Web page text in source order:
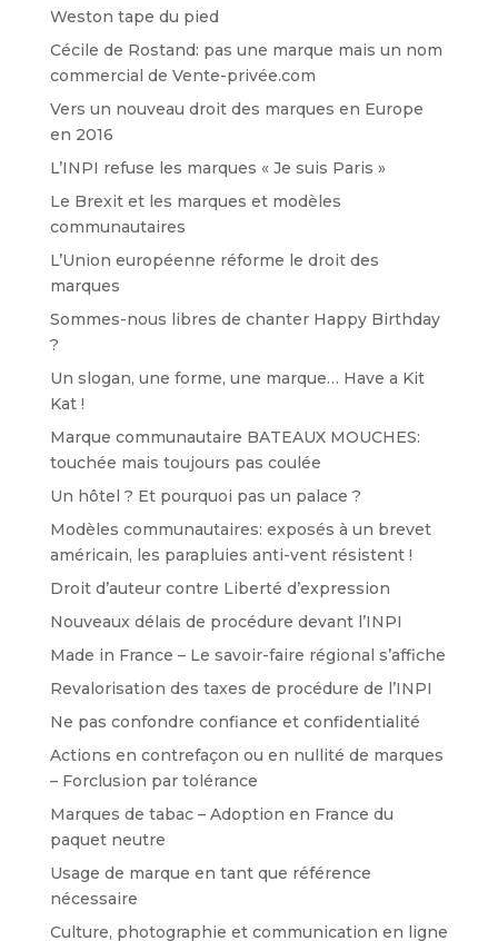
Weston tape du pied
Cécile de Rostand: pas une marque mais un nom
commercial de Vente-privée.com
Vers un nouveau droit des marques en Europe
en 2016
L’INPI refuse les marques « Je suis Paris »
Le Brexit et les marques et modèles
communautaires
L’Union européenne réforme le droit des
marques
Sommes-nous libres de chanter Happy Birthday
?
Un slogan, une forme, une marque… Have a Kit
Kat !
Marque communautaire BATEAUX MOUCHES:
touchée mais toujours pas coulée
Un hôtel ? Et pourquoi pas un palace ?
Modèles communautaires: exposés à un brevet
américain, les parapluies anti-vent résistent !
Droit d’auteur contre Liberté d’expression
Nouveaux délais de procédure devant l’INPI
Made in France – Le savoir-faire régional s’affiche
Revalorisation des taxes de procédure de l’INPI
Ne pas confondre confiance et confidentialité
Actions en contrefaçon ou en nullité de marques
– Forclusion par tolérance
Marques de tabac – Adoption en France du
paquet neutre
Usage de marque en tant que référence
nécessaire
Culture, photographie et communication en ligne